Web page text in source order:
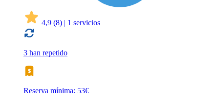
4,9 (8) | 1 servicios
3 han repetido
Reserva mínima: 53€